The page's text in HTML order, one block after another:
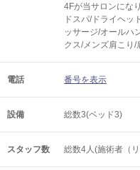
4Fが当サロンにな
ドスパ/ドライヘッ
ッサージ/オールハ
クス/メンズ肩こり/
電話 番号を表示
設備 総数3(ベッド3)
スタッフ数 総数4人(施術者（